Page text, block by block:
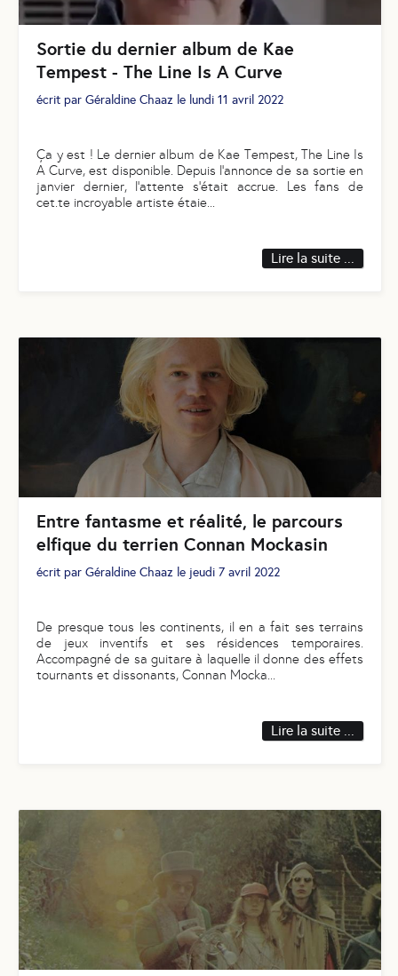
Sortie du dernier album de Kae
Tempest - The Line Is A Curve
écrit par Géraldine Chaaz le lundi 11 avril 2022
Ça y est ! Le dernier album de Kae Tempest, The Line Is
A Curve, est disponible. Depuis l’annonce de sa sortie en
janvier dernier, l’attente s’était accrue. Les fans de
cet.te incroyable artiste étaie
Lire la suite ...
Entre fantasme et réalité, le parcours
elfique du terrien Connan Mockasin
écrit par Géraldine Chaaz le jeudi 7 avril 2022
De presque tous les continents, il en a fait ses terrains
de jeux inventifs et ses résidences temporaires.
Accompagné de sa guitare à laquelle il donne des effets
tournants et dissonants, Connan Mocka
Lire la suite ...